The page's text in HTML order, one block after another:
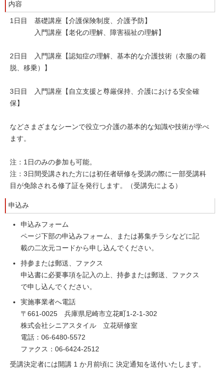
内容
1日目 基礎講座【介護保険制度、介護予防】
入門講座【老化の理解、障害福祉の理解】
2日目 入門講座【認知症の理解、基本的な介護技術（衣服の着
脱、移乗）】
3日目 入門講座【自立支援と尊厳保持、介護における安全確
保】
などさまざまなシーンで役立つ介護の基本的な知識や技術が学べ
ます。
注：1日のみの参加も可能。
注：3日間受講された方には初任者研修を受講の際に一部受講科
目が免除される修了証を発行します。（受講先による）
申込み
申込みフォーム
ページ下部の申込みフォーム、または募集チラシなどに記
載の二次元コードから申し込んでください。
持参または郵送、ファクス
申込書に必要事項を記入の上、持参または郵送、ファクス
で申し込んでください。
実施事業者へ電話
〒661-0025 兵庫県尼崎市立花町1-2-1-302
株式会社シニアスタイル 立花研修室
電話：06-6480-5572
ファクス：06-6424-2512
受講決定者には開講 1 か月前頃に 決定通知を送付いたします。